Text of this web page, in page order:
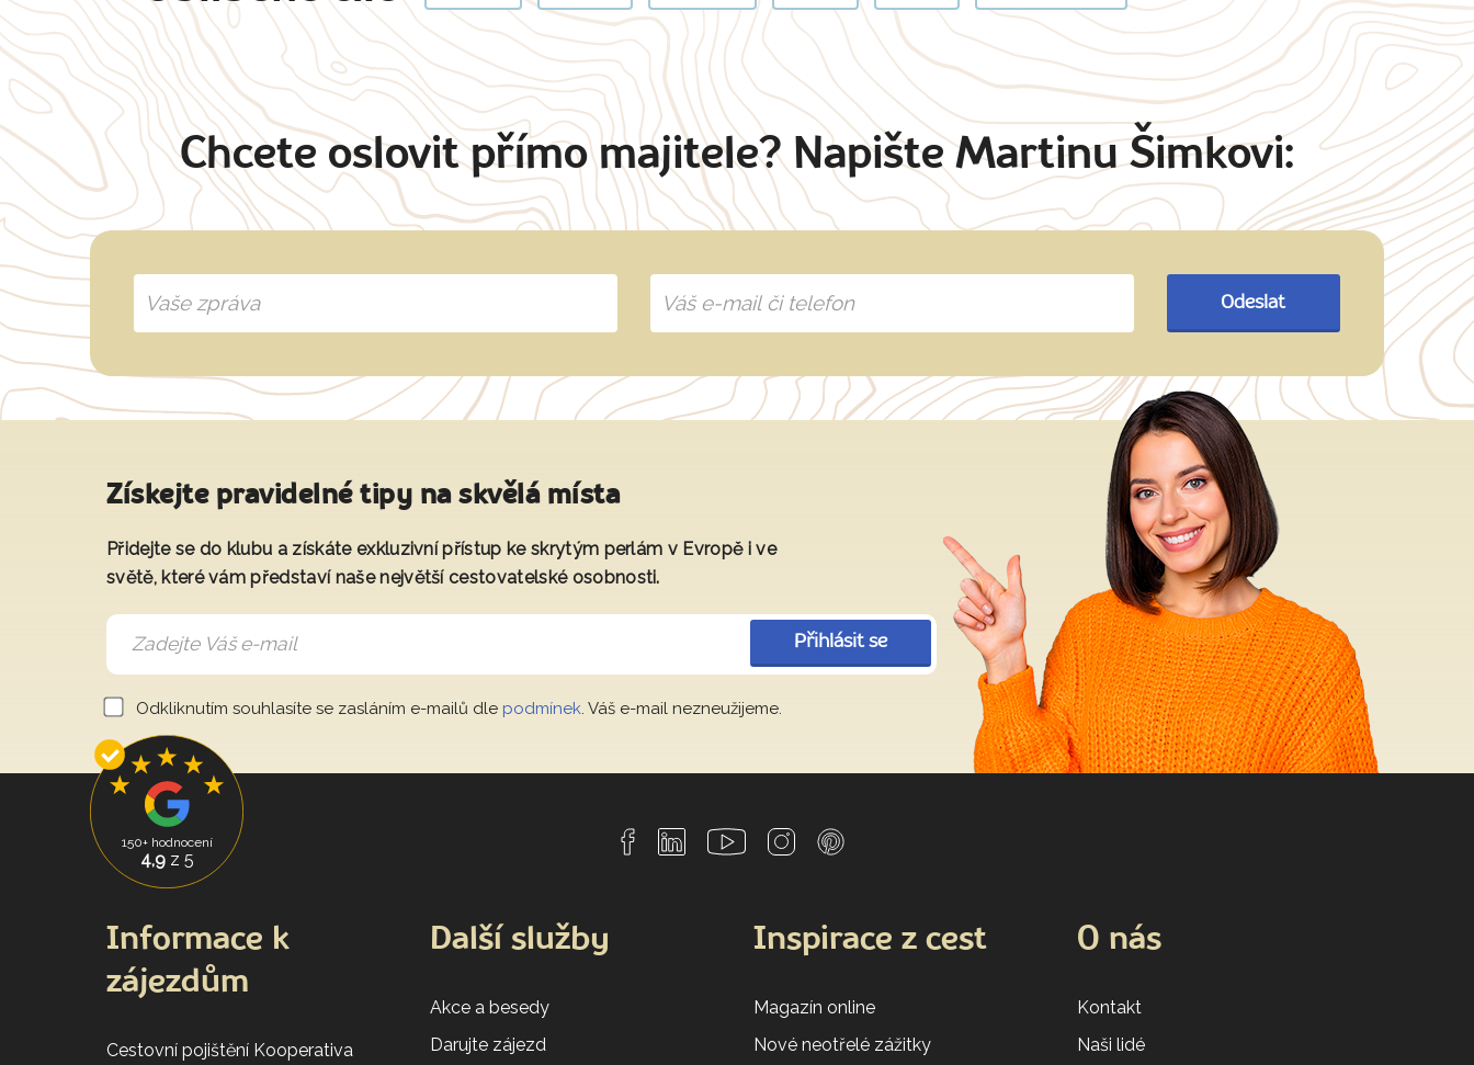
Chcete oslovit přímo majitele? Napište Martinu Šimkovi:
Odeslat
Získejte pravidelné tipy na skvělá místa
Přidejte se do klubu a získáte exkluzivní přístup ke skrytým perlám v Evropě i ve
světě, které vám představí naše největší cestovatelské osobnosti.
Přihlásit se
Odkliknutím souhlasíte se zasláním e-mailů dle podmínek . Váš e-mail nezneužijeme.
150+ hodnocení
4,9z 5
Informace k
zájezdům
Cestovní pojištění Kooperativa
Další služby
Akce a besedy
Darujte zájezd
Inspirace z cest
Magazín online
Nové neotřelé zážitky
O nás
Kontakt
Naši lidé